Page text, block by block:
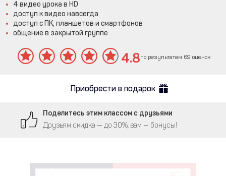
4 видео урока в HD
доступ к видео навсегда
доступ с ПК, планшетов и смартфонов
общение в закрытой группе
4.8по результатам 69 оценок
Приобрести в подарок
Поделитесь этим классом с друзьями
Друзьям скидка — до 30%, вам — бонусы!